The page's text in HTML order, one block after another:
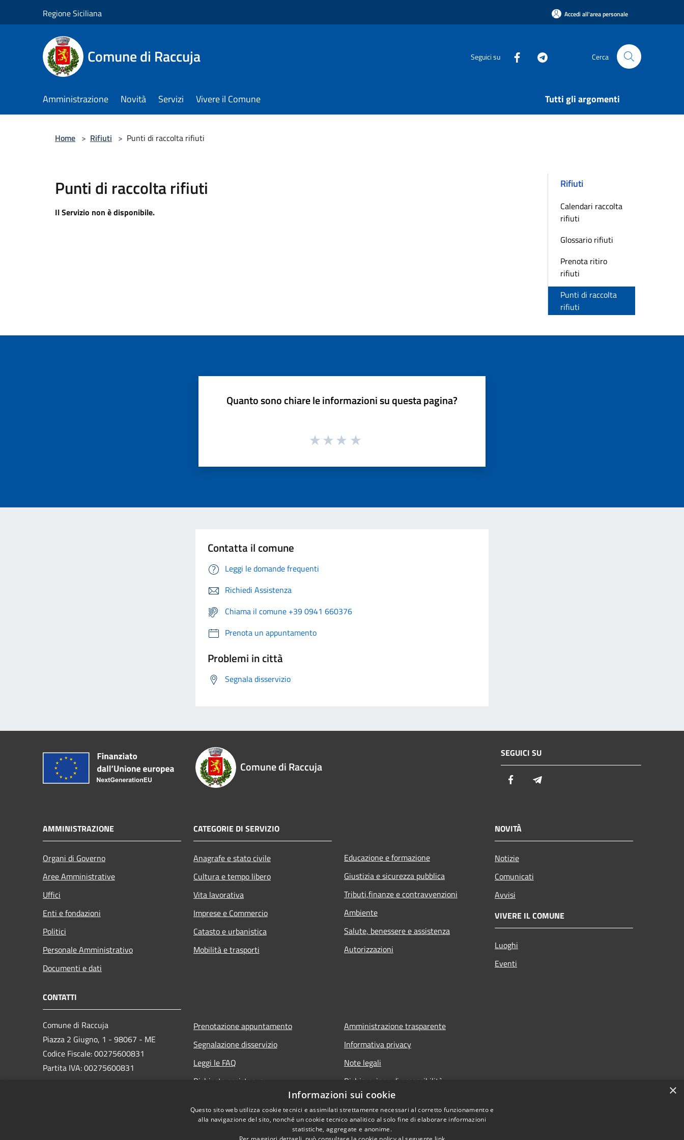
Regione Siciliana Accedi all'area personale
Comune di Raccuja Seguici su Cerca
Amministrazione Novità Servizi Vivere il Comune Tutti gli argomenti
Home > Rifiuti > Punti di raccolta rifiuti
Punti di raccolta rifiuti
Il Servizio non è disponibile.
Rifiuti
Calendari raccolta
rifiuti
Glossario rifiuti
Prenota ritiro
rifiuti
Punti di raccolta
rifiuti
Quanto sono chiare le informazioni su questa pagina?
Contatta il comune
Leggi le domande frequenti
Richiedi Assistenza
Chiama il comune +39 0941 660376
Prenota un appuntamento
Problemi in città
Segnala disservizio
Comune di Raccuja
SEGUICI SU
Facebook
AMMINISTRAZIONE
Organi di Governo
Aree Amministrative
Uffici
Enti e fondazioni
Politici
Personale Amministrativo
Documenti e dati
CATEGORIE DI SERVIZIO
Anagrafe e stato civile
Cultura e tempo libero
Vita lavorativa
Imprese e Commercio
Catasto e urbanistica
Mobilità e trasporti
Educazione e formazione
Giustizia e sicurezza pubblica
Tributi,finanze e contravvenzioni
Ambiente
Salute, benessere e assistenza
Autorizzazioni
NOVITÀ
Notizie
Comunicati
Avvisi
VIVERE IL COMUNE
Luoghi
Eventi
CONTATTI
Comune di Raccuja
Piazza 2 Giugno, 1 - 98067 - ME
Codice Fiscale: 00275600831
Partita IVA: 00275600831
Prenotazione appuntamento
Segnalazione disservizio
Leggi le FAQ
Richiesta assistenza
Amministrazione trasparente
Informativa privacy
Note legali
Dichiarazione di accessibilità
×
Informazioni sui cookie
Questo sito web utilizza cookie tecnici e assimilati strettamente necessari al corretto funzionamento e
alla navigazione del sito, nonché un cookie tecnico analitico al solo fine di elaborare informazioni
statistiche, aggregate e anonime.